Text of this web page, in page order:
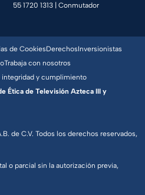
55 1720 1313 | Conmutador
de C.V. Todos los derechos reservados,
o parcial sin la autorización previa,
de CookiesDerechosInversionistas
Trabaja con nosotros
integridad y cumplimiento
Ética de Televisión Azteca III y